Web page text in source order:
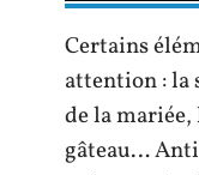
Certains
attention : la
de la
gâteau…